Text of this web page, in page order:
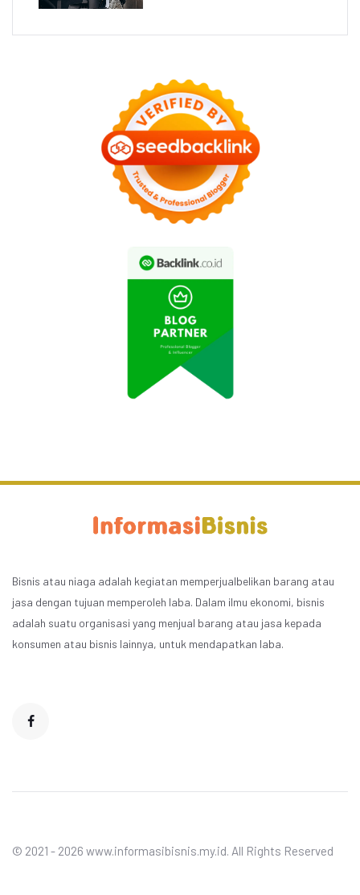
Bisnis atau niaga adalah kegiatan memperjualbelikan barang atau
jasa dengan tujuan memperoleh laba. Dalam ilmu ekonomi, bisnis
adalah suatu organisasi yang menjual barang atau jasa kepada
konsumen atau bisnis lainnya, untuk mendapatkan laba.
© 2021 - 2026 www.informasibisnis.my.id. All Rights Reserved